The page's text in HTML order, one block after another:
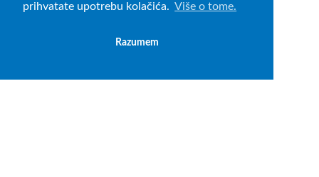
prihvatate upotrebu kolačića. Više o tome.
Razumem